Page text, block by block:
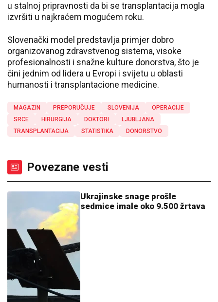
u stalnoj pripravnosti da bi se transplantacija mogla
izvršiti u najkraćem mogućem roku.
Slovenački model predstavlja primjer dobro
organizovanog zdravstvenog sistema, visoke
profesionalnosti i snažne kulture donorstva, što je
čini jednim od lidera u Evropi i svijetu u oblasti
humanosti i transplantacione medicine.
MAGAZIN PREPORUČUJE SLOVENIJA
OPERACIJE
SRCE
HIRURGIJA DOKTORI
LJUBLJANA
TRANSPLANTACIJA
STATISTIKA DONORSTVO
Povezane vesti
Ukrajinske snage prošle
sedmice imale oko 9.500 žrtava